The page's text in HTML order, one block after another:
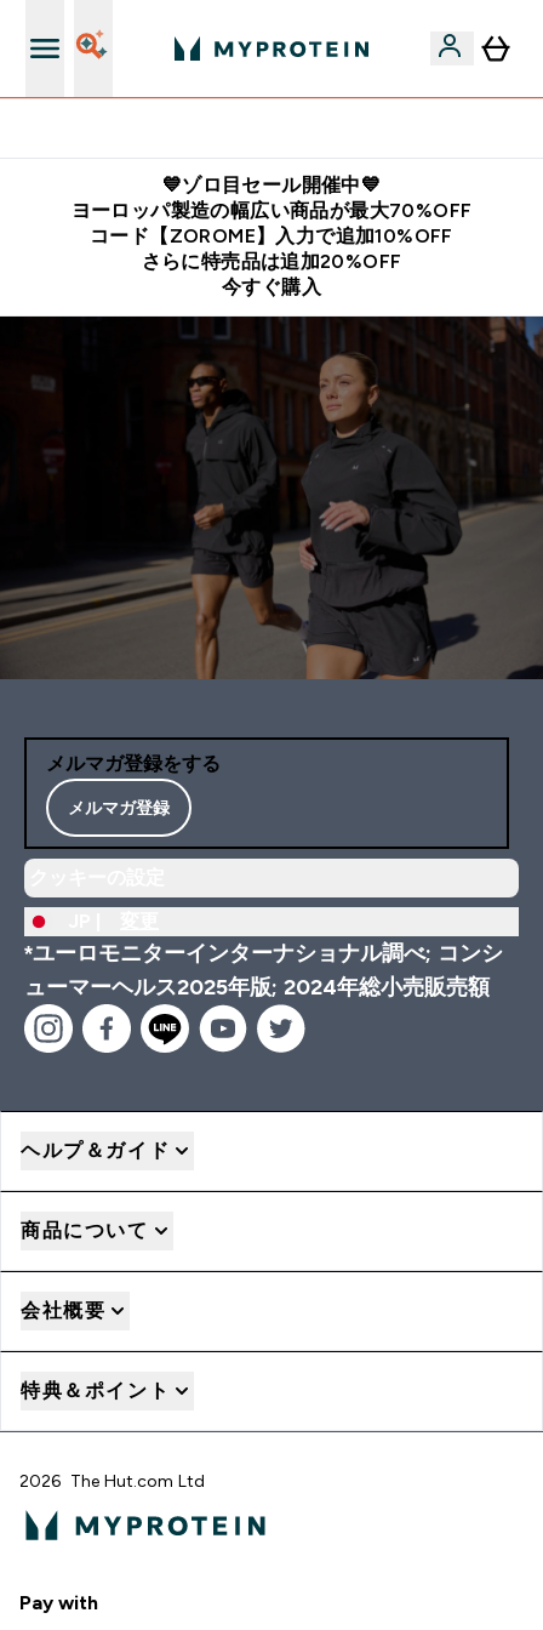
💙ゾロ目セール開催中💙
ヨーロッパ製造の幅広い商品が最大70%OFF
コード【ZOROME】入力で追加10%OFF
さらに特売品は追加20%OFF
今すぐ購入
メルマガ登録をする
メルマガ登録
*ユーロモニターインターナショナル調べ; コンシ
ューマーヘルス2025年版; 2024年総小売販売額
ヘルプ＆ガイド
商品について
会社概要
特典＆ポイント
2026 The Hut.com Ltd
Pay with